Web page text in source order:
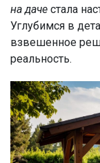
на даче стала
Углубимся в
взвешенное
реальность.